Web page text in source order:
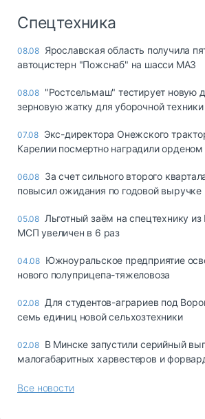
Спецтехника
08.08 Ярославская область получила
автоцистерн "Пожснаб" на шасси МАЗ
08.08 "Ростсельмаш" тестирует новую
зерновую жатку для уборочной техники
07.08 Экс-директора Онежского
Карелии посмертно наградили
06.08 За счет сильного второго
повысил ожидания по годовой выручке
05.08 Льготный заём на спецтехнику
МСП увеличен в 6 раз
04.08 Южноуральское предприятие
нового полуприцепа-тяжеловоза
02.08 Для студентов-аграриев под
семь единиц новой сельхозтехники
02.08 В Минске запустили серийный
малогабаритных харвестеров и
Все новости